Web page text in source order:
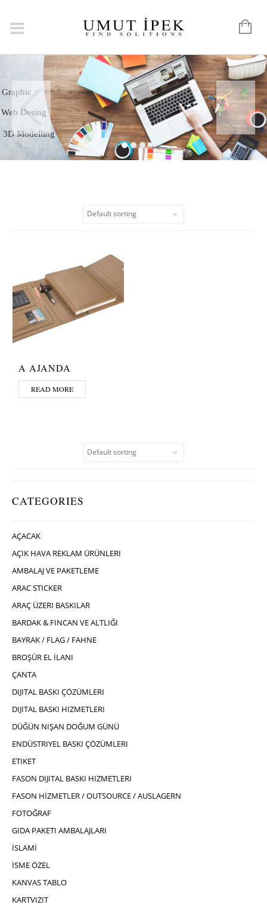
3D Modelling
Graphic
Web Desing
CATEGORIES
AÇACAK
AÇIK HAVA REKLAM ÜRÜNLERI
AMBALAJ VE PAKETLEME
ARAC STICKER
ARAÇ ÜZERI BASKILAR
BARDAK & FINCAN VE ALTLIĞI
BAYRAK / FLAG / FAHNE
BROŞÜR EL İLANI
ÇANTA
DIJITAL BASKI ÇÖZÜMLERI
DIJITAL BASKI HIZMETLERI
DÜĞÜN NIŞAN DOĞUM GÜNÜ
ENDÜSTRIYEL BASKI ÇÖZÜMLERI
ETIKET
FASON DIJITAL BASKI HIZMETLERI
FASON HİZMETLER / OUTSOURCE / AUSLAGERN
FOTOĞRAF
GIDA PAKETI AMBALAJLARI
İSLAMİ
İSME ÖZEL
KANVAS TABLO
KARTVIZIT
A AJANDA
READ MORE